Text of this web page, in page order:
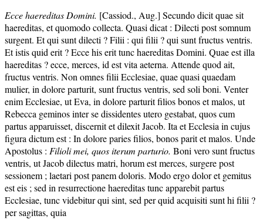
Ecce haereditas Domini. [Cassiod., Aug.] Secundo dicit quae sit
haereditas, et quomodo collecta. Quasi dicat : Dilecti post somnum
surgent. Et qui sunt dilecti ? Filii : qui filii ? qui sunt fructus ventris.
Et istis quid erit ? Ecce his erit tunc haereditas Domini. Quae est illa
haereditas ? ecce, merces, id est vita aeterna. Attende quod ait,
fructus ventris. Non omnes filii Ecclesiae, quae quasi quaedam
mulier, in dolore parturit, sunt fructus ventris, sed soli boni. Venter
enim Ecclesiae, ut Eva, in dolore parturit filios bonos et malos, ut
Rebecca geminos inter se dissidentes utero gestabat, quos cum
partus apparuisset, discernit et dilexit Jacob. Ita et Ecclesia in cujus
figura dictum est : In dolore paries filios, bonos parit et malos. Unde
Apostolus : Filioli mei, quos iterum parturio. Boni vero sunt fructus
ventris, ut Jacob dilectus matri, horum est merces, surgere post
sessionem ; laetari post panem doloris. Modo ergo dolor et gemitus
est eis ; sed in resurrectione haereditas tunc apparebit partus
Ecclesiae, tunc videbitur qui sint, sed per quid acquisiti sunt hi filii ?
per sagittas, quia